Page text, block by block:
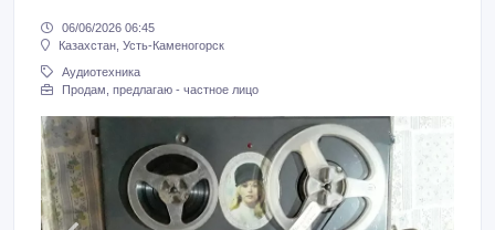
06/06/2026 06:45
Казахстан, Усть-Каменогорск
Аудиотехника
Продам, предлагаю - частное лицо